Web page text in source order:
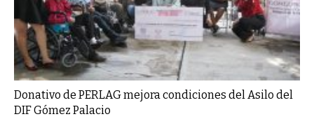
Donativo de PERLAG mejora condiciones del Asilo del
DIF Gómez Palacio